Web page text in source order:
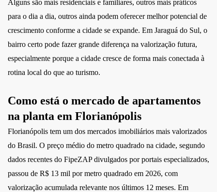
Alguns são mais residenciais e familiares, outros mais práticos
para o dia a dia, outros ainda podem oferecer melhor potencial de
crescimento conforme a cidade se expande. Em Jaraguá do Sul, o
bairro certo pode fazer grande diferença na valorização futura,
especialmente porque a cidade cresce de forma mais conectada à
rotina local do que ao turismo.
Como está o mercado de apartamentos
na planta em Florianópolis
Florianópolis tem um dos mercados imobiliários mais valorizados
do Brasil. O preço médio do metro quadrado na cidade, segundo
dados recentes do FipeZAP divulgados por portais especializados,
passou de R$ 13 mil por metro quadrado em 2026, com
valorização acumulada relevante nos últimos 12 meses. Em